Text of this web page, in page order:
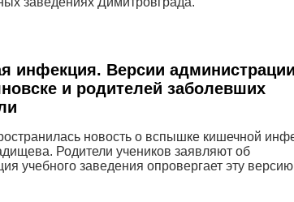
инфекция. Версии администрации
и родителей заболевших
новость о вспышке кишечной
Родители учеников заявляют об
учебного заведения опровергает эту